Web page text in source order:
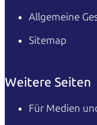
Allgemeine
Sitemap
Weitere Seiten
Für Medien